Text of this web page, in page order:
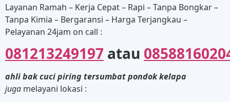
Layanan Ramah – Kerja Cepat – Rapi – Tanpa Bongkar –
Tanpa Kimia – Bergaransi – Harga Terjangkau –
Pelayanan 24jam on call :
081213249197 atau
ahli bak cuci piring tersumbat pondok kelapa
juga melayani lokasi :